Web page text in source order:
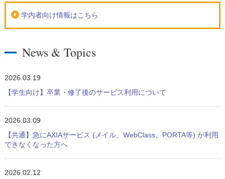
学内者向け情報はこちら
News & Topics
2026.03.19
【学生向け】卒業・修了後のサービス利用について
2026.03.09
【共通】急にAXIAサービス (メイル、WebClass、PORTA等) が利用
できなくなった方へ
2026.02.12